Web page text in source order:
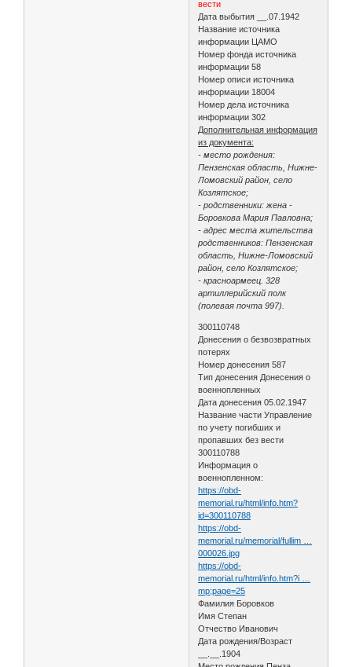
вести
Дата выбытия __.07.1942
Название источника
информации ЦАМО
Номер фонда источника
информации 58
Номер описи источника
информации 18004
Номер дела источника
информации 302
Дополнительная информация
из документа:
- место рождения:
Пензенская область, Нижне-
Ломовский район, село
Козлятское;
- родственники: жена -
Боровкова Мария Павловна;
- адрес места жительства
родственников: Пензенская
область, Нижне-Ломовский
район, село Козлятское;
- красноармеец. 328
артиллерийский полк
(полевая почта 997).
300110748
Донесения о безвозвратных
потерях
Номер донесения 587
Тип донесения Донесения о
военнопленных
Дата донесения 05.02.1947
Название части Управление
по учету погибших и
пропавших без вести
300110788
Информация о
военнопленном:
https://obd-
memorial.ru/html/info.htm?
id=300110788
https://obd-
memorial.ru/memorial/fullim …
000026.jpg
https://obd-
memorial.ru/html/info.htm?i …
mp;page=25
Фамилия Боровков
Имя Степан
Отчество Иванович
Дата рождения/Возраст
__.__.1904